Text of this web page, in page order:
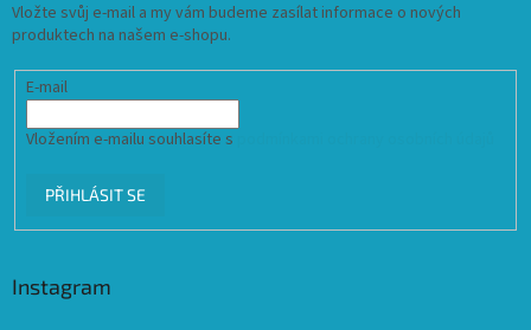
Vložte svůj e-mail a my vám budeme zasílat informace o nových
produktech na našem e-shopu.
E-mail
Vložením e-mailu souhlasíte s
PŘIHLÁSIT SE
Instagram